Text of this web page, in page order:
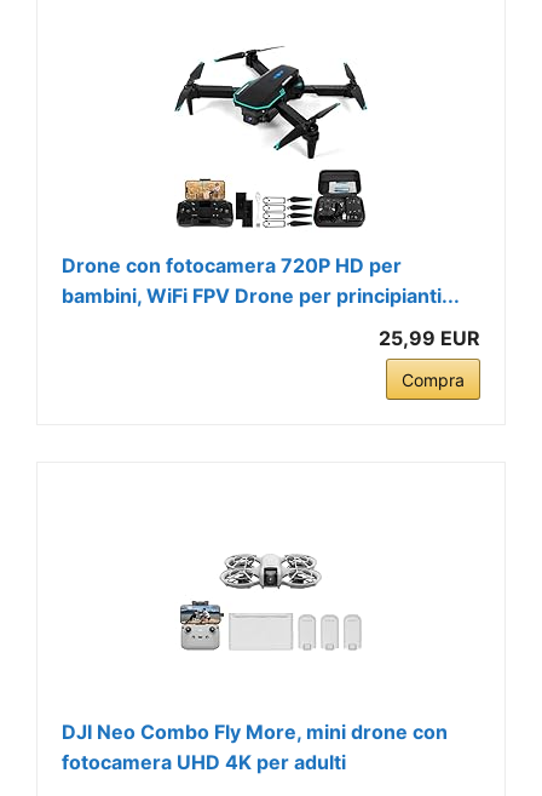
Drone con fotocamera 720P HD per
bambini, WiFi FPV Drone per principianti...
25,99 EUR
Compra
DJI Neo Combo Fly More, mini drone con
fotocamera UHD 4K per adulti